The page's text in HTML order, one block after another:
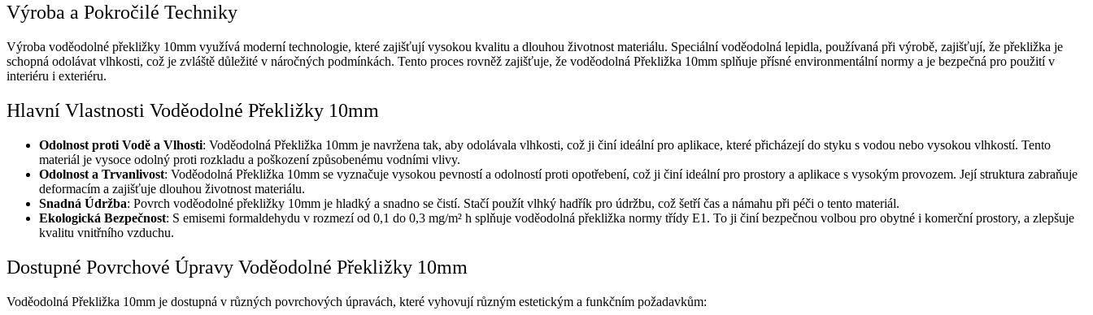
Výroba a Pokročilé Techniky
Výroba voděodolné překližky 10mm využívá moderní technologie, které zajišťují vysokou kvalitu a dlouhou životnost materiálu. Speciální voděodolná lepidla, používaná při výrobě, zajišťují, že překližka je
schopná odolávat vlhkosti, což je zvláště důležité v náročných podmínkách. Tento proces rovněž zajišťuje, že voděodolná Překližka 10mm splňuje přísné environmentální normy a je bezpečná pro použití v
interiéru i exteriéru.
Hlavní Vlastnosti Voděodolné Překližky 10mm
Odolnost proti Vodě a Vlhosti: Voděodolná Překližka 10mm je navržena tak, aby odolávala vlhkosti, což ji činí ideální pro aplikace, které přicházejí do styku s vodou nebo vysokou vlhkostí. Tento
materiál je vysoce odolný proti rozkladu a poškození způsobenému vodními vlivy.
Odolnost a Trvanlivost: Voděodolná Překližka 10mm se vyznačuje vysokou pevností a odolností proti opotřebení, což ji činí ideální pro prostory a aplikace s vysokým provozem. Její struktura zabraňuje
deformacím a zajišťuje dlouhou životnost materiálu.
Snadná Údržba: Povrch voděodolné překližky 10mm je hladký a snadno se čistí. Stačí použít vlhký hadřík pro údržbu, což šetří čas a námahu při péči o tento materiál.
Ekologická Bezpečnost: S emisemi formaldehydu v rozmezí od 0,1 do 0,3 mg/m² h splňuje voděodolná překližka normy třídy E1. To ji činí bezpečnou volbou pro obytné i komerční prostory, a zlepšuje
kvalitu vnitřního vzduchu.
Dostupné Povrchové Úpravy Voděodolné Překližky 10mm
Voděodolná Překližka 10mm je dostupná v různých povrchových úpravách, které vyhovují různým estetickým a funkčním požadavkům: